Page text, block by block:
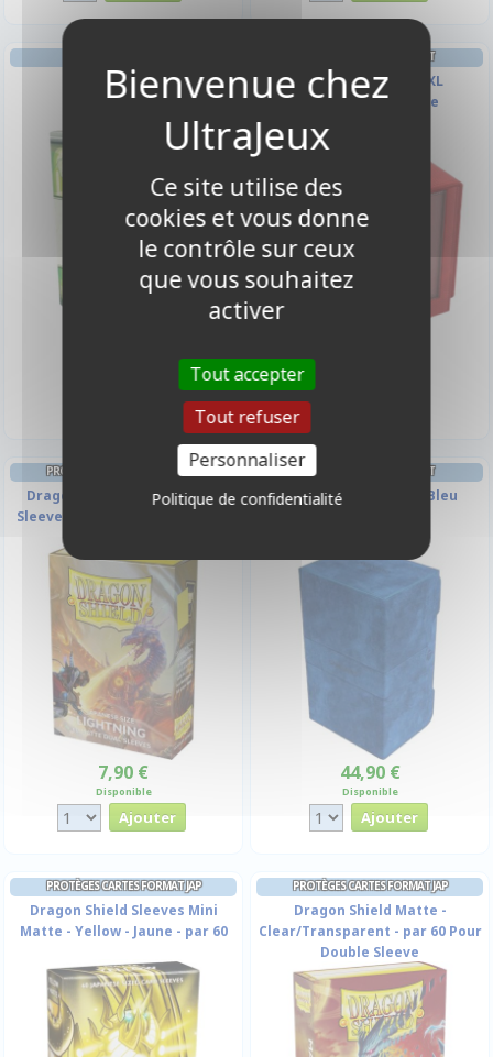
5 Cornichons
DECK BOX ET RANGEMENT
Sidekick PRO 100+ XL
Convertible - Rouge
PROTÈGES CARTES FORMAT JAP
Dragon Shield - 60 Japanese
Sleeves Dual Matte - Lightning
7,90 €
Disponible
DECK BOX ET RANGEMENT
Stronghold 200+ XL - Bleu
44,90 €
Disponible
PROTÈGES CARTES FORMAT JAP
Dragon Shield Sleeves Mini
Matte - Yellow - Jaune - par 60
PROTÈGES CARTES FORMAT JAP
Dragon Shield Matte -
Clear/Transparent - par 60 Pour
Double Sleeve
Ce site utilise des
cookies et vous donne
le contrôle sur ceux
que vous souhaitez
activer
Tout accepter
Tout refuser
Personnaliser
Politique de confidentialité